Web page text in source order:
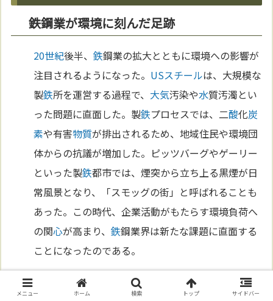
鉄鋼業が環境に刻んだ足跡
20世紀後半、鉄鋼業の拡大とともに環境への影響が
注目されるようになった。 USスチールは、大規模な
製鉄所を運営する過程で、 大気汚染や水質汚濁とい
った問題に直面した。製鉄プロセスでは、二酸化炭
素や有害物質が排出されるため、地域住民や環境団
体からの抗議が増加した。ピッツバーグやゲーリー
といった製鉄都市では、煙突から立ち上る黒煙が日
常風景となり、「スモッグの街」と呼ばれることも
あった。この時代、企業活動がもたらす環境負荷へ
の関心が高まり、鉄鋼業界は新たな課題に直面する
ことになったのである。
環境規制の時代の到来
メニュー ホーム 検索 トップ サイドバー